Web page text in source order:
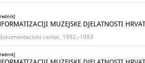
MUZEJSKE DJELATNOSTI
centar, 1992.-1993